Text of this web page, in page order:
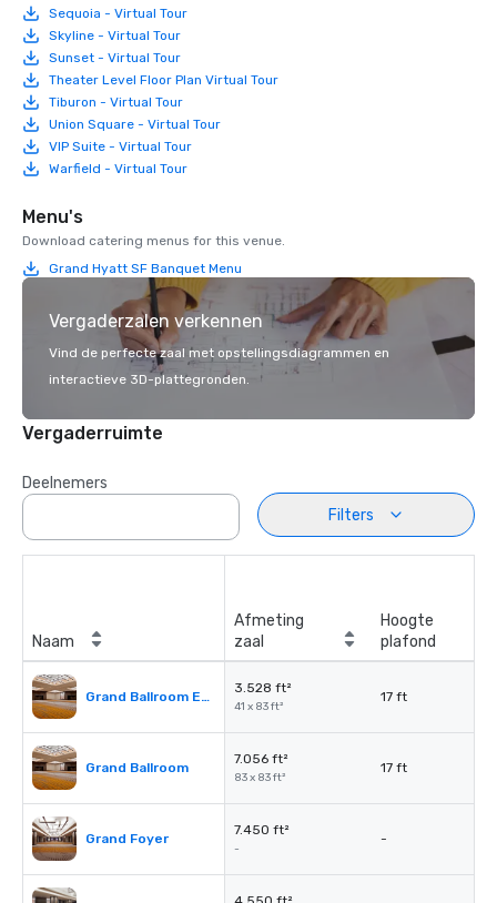
Sequoia - Virtual Tour
Skyline - Virtual Tour
Sunset - Virtual Tour
Theater Level Floor Plan Virtual Tour
Tiburon - Virtual Tour
Union Square - Virtual Tour
VIP Suite - Virtual Tour
Warfield - Virtual Tour
Menu's
Download catering menus for this venue.
Grand Hyatt SF Banquet Menu
Vergaderzalen verkennen
Vind de perfecte zaal met opstellingsdiagrammen en
interactieve 3D-plattegronden.
Vergaderruimte
Deelnemers
Filters
Naam
Afmeting
zaal
Hoogte
plafond
Grand Ballroom East or West
3.528 ft²
41 x 83 ft²
17 ft
Grand Ballroom
7.056 ft²
83 x 83 ft²
17 ft
Grand Foyer
7.450 ft²
-
-